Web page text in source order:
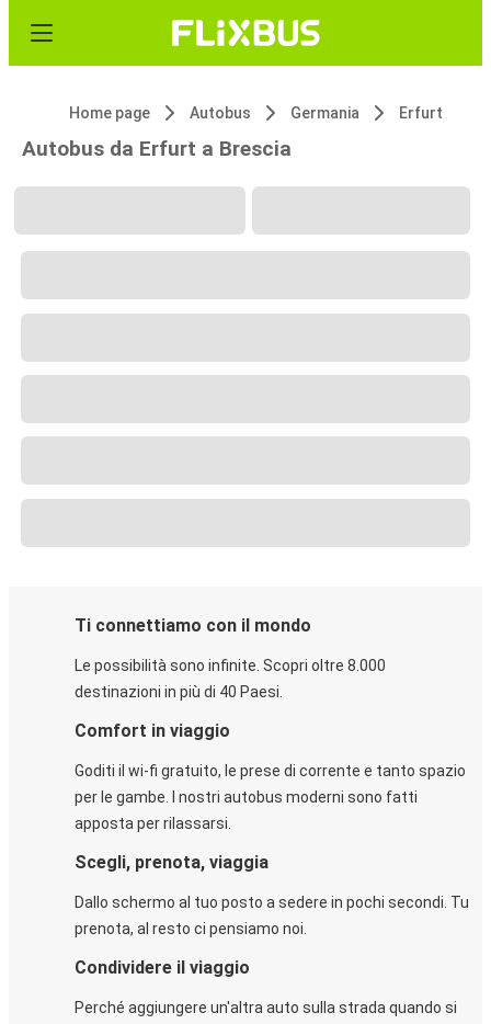
Home page Autobus Germania Erfurt
Autobus da Erfurt a Brescia
Ti connettiamo con il mondo
Le possibilità sono infinite. Scopri oltre 8.000
destinazioni in più di 40 Paesi.
Comfort in viaggio
Goditi il wi-fi gratuito, le prese di corrente e tanto spazio
per le gambe. I nostri autobus moderni sono fatti
apposta per rilassarsi.
Scegli, prenota, viaggia
Dallo schermo al tuo posto a sedere in pochi secondi. Tu
prenota, al resto ci pensiamo noi.
Condividere il viaggio
Perché aggiungere un'altra auto sulla strada quando si